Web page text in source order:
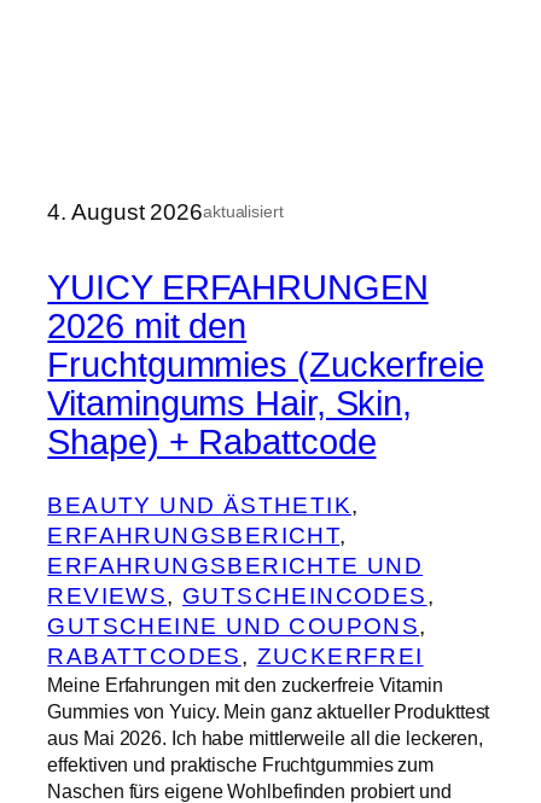
4. August 2026aktualisiert
YUICY ERFAHRUNGEN
2026 mit den
Fruchtgummies (Zuckerfreie
Vitamingums Hair, Skin,
Shape) + Rabattcode
BEAUTY UND ÄSTHETIK
ERFAHRUNGSBERICHT
ERFAHRUNGSBERICHTE UND
REVIEWS, GUTSCHEINCODES
GUTSCHEINE UND COUPONS
RABATTCODES, ZUCKERFREI
Meine Erfahrungen mit den zuckerfreie Vitamin
Gummies von Yuicy. Mein ganz aktueller Produkttest
aus Mai 2026. Ich habe mittlerweile all die leckeren,
effektiven und praktische Fruchtgummies zum
Naschen fürs eigene Wohlbefinden probiert und